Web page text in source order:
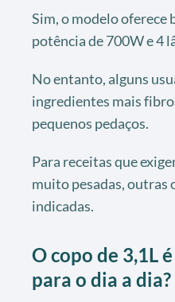
Sim, o modelo oferece
potência de 700W e 4
No entanto, alguns
ingredientes mais
pequenos pedaços.
Para receitas que
muito pesadas, outras
indicadas.
O copo de 3,1L
para o dia a dia?